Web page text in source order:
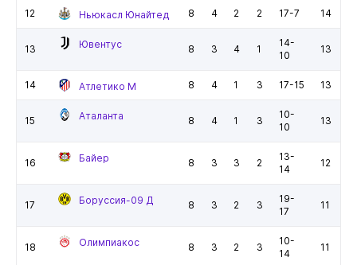
12 Ньюкасл Юнайтед 8 4 2 2 17-7 14
13 Ювентус 8 3 4 1
14-
10
13
14 Атлетико М 8 4 1 3 17-15 13
15 Аталанта 8 4 1 3
10-
10
13
16 Байер 8 3 3 2
13-
14
12
17 Боруссия-09 Д 8 3 2 3
19-
17
11
18 Олимпиакос 8 3 2 3
10-
14
11